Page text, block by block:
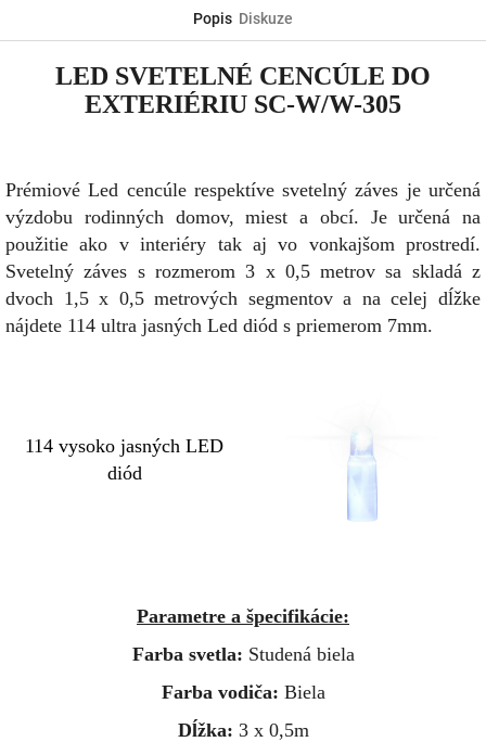
Popis Diskuze
LED SVETELNÉ CENCÚLE DO
EXTERIÉRIU SC-W/W-305
Prémiové Led cencúle respektíve svetelný záves je určená
výzdobu rodinných domov, miest a obcí. Je určená na
použitie ako v interiéry tak aj vo vonkajšom prostredí.
Svetelný záves s rozmerom 3 x 0,5 metrov sa skladá z
dvoch 1,5 x 0,5 metrových segmentov a na celej dĺžke
nájdete 114 ultra jasných Led diód s priemerom 7mm.
114 vysoko jasných LED
diód
Parametre a špecifikácie:
Farba svetla: Studená biela
Farba vodiča: Biela
Dĺžka: 3 x 0,5m